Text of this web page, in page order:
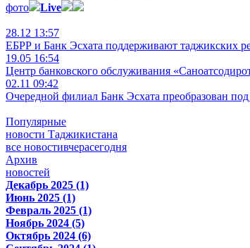
фото
Live
28.12 13:57
ЕБРР и Банк Эсхата поддерживают таджикских
19.05 16:54
Центр банковского обслуживания
02.11 09:42
Очередной филиал Банк Эсхата преобразован
Популярные
новости Таджикистана
все новостивчерасегодня
Архив
новостей
Декабрь 2025 (1)
Июнь 2025 (1)
Февраль 2025 (1)
Ноябрь 2024 (5)
Октябрь 2024 (6)